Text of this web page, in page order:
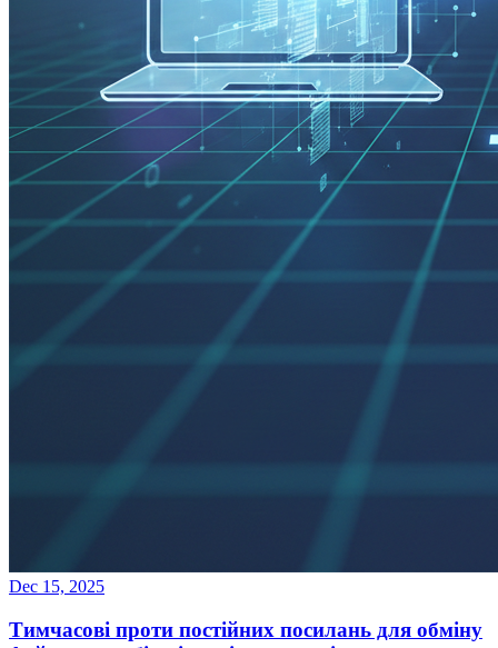
Dec 15, 2025
Тимчасові проти постійних посилань для обміну